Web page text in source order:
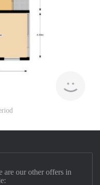
are our other offers in